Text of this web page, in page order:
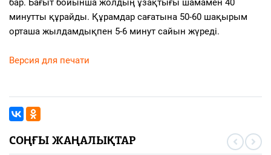
бар. Бағыт бойынша жолдың ұзақтығы шамамен 40
минутты құрайды. Құрамдар сағатына 50-60 шақырым
орташа жылдамдықпен 5-6 минут сайын жүреді.
Версия для печати
СОҢҒЫ ЖАҢАЛЫҚТАР